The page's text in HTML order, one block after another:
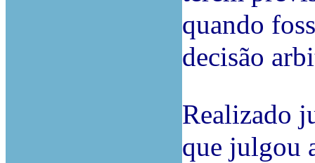
quando
decisão
Realizado
que julgou